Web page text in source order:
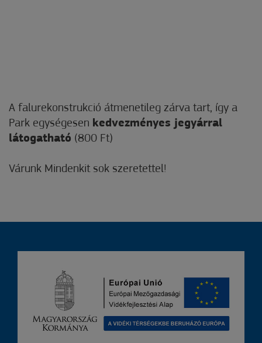
A falurekonstrukció átmenetileg zárva tart, így a
Park egységesen kedvezményes jegyárral
látogatható (800 Ft)
Várunk Mindenkit sok szeretettel!